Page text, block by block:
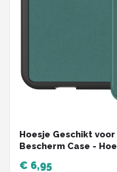
Hoesje Geschikt
Bescherm Case -
2E Hoes Book
€ 6,95